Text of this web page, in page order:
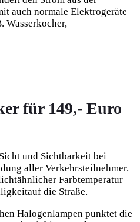
auch normale Elektrogeräte
Wasserkocher,
für 149,- Euro
und Sichtbarkeit bei
aller Verkehrsteilnehmer.
Farbtemperatur
die Straße.
Halogenlampen punktet die